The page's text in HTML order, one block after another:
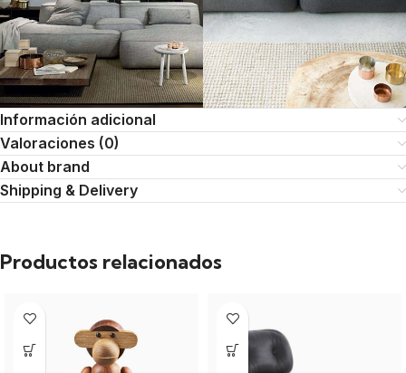
Información adicional
Valoraciones (0)
About brand
Shipping & Delivery
Productos relacionados